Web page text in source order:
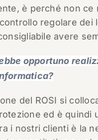
è perché non
regolare
avere
opportuno
del ROSI si
ed è quindi
i nostri clienti è la